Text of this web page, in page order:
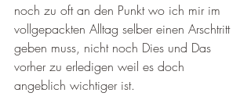
noch zu oft an den Punkt wo ich mir im
vollgepackten Alltag selber einen Arschtritt
geben muss, nicht noch Dies und Das
vorher zu erledigen weil es doch
angeblich wichtiger ist.